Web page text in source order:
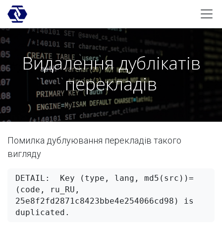
Skip to Content
Видалення дублікатів
перекладів
Помилка дублуювання перекладів такого
вигляду
DETAIL:  Key (type, lang, md5(src))=
(code, ru_RU,
25e8f2fd2871c8423bbe4e254066cd98) is
duplicated.